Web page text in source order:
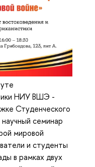
НИУ ВШЭ -
Студенческого
семинар
мировой
и студенты
в рамках двух